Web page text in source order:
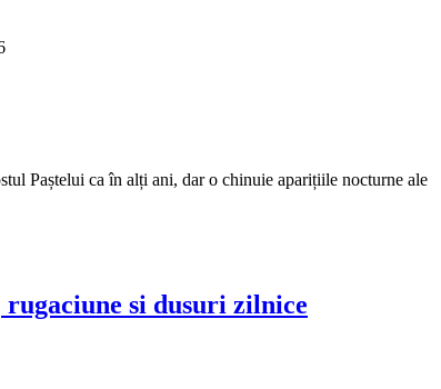
Paștelui ca în alți ani, dar o chinuie aparițiile nocturne ale
si dusuri zilnice